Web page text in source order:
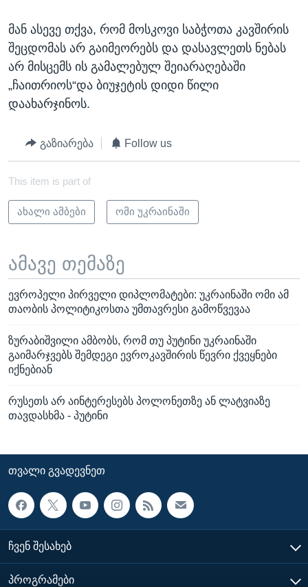
მან ასევე თქვა, რომ მოსკოვი საბჭოთა კავშირის
შეცდომას არ გაიმეორებს და დასავლეთს ნებას
არ მისცემს ის გამალებულ შეიარაღებაში
„ჩაითრიოს“და ბიუჯეტის დიდი წილი
დაახარჯინოს.
გაზიარება Follow us
This item is part of
ახალი ამბები ომი უკრაინაში
ამავე თემაზე
ევროპელი პირველი დიპლომატები: უკრაინაში ომი ამ
თაობის პოლიტიკოსთა უმთავრესი გამოწვევაა
ზურაბიშვილი ამბობს, რომ თუ პუტინი უკრაინაში
გაიმარჯვებს შემდეგი ევროკავშირის წევრი ქვეყნები
იქნებიან
რუსეთს არ აინტერესებს პოლონეთზე ან ლატვიაზე
თავდასხმა - პუტინი
ᲗᲕᲐᲚᲘ ᲒᲕᲐᲓᲔᲕᲜᲔᲗ
ᲩᲕᲔᲜ ᲨᲔᲡᲐᲮᲔᲑ
ᲞᲠᲝᲒᲠᲐᲛᲔᲑᲘ